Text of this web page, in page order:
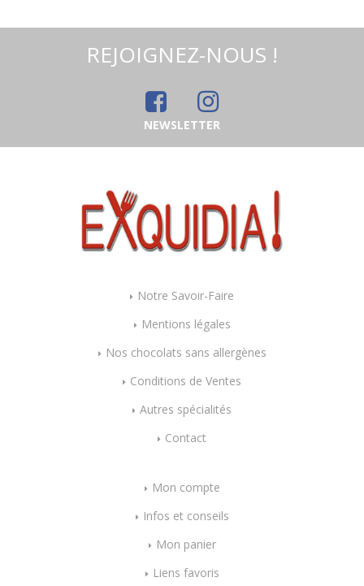
REJOIGNEZ-NOUS !
NEWSLETTER
Notre Savoir-Faire
Mentions légales
Nos chocolats sans allergènes
Conditions de Ventes
Autres spécialités
Contact
Mon compte
Infos et conseils
Mon panier
Liens favoris